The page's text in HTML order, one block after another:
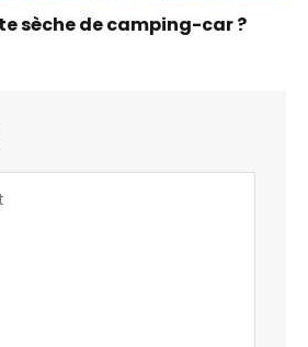
sèche de camping-car ?